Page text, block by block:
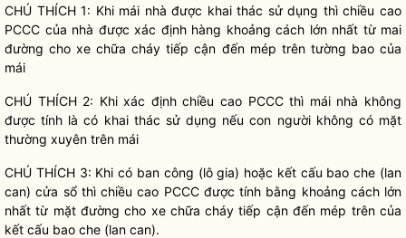
CHÚ THÍCH 1: Khi mái nhà được khai thác sử dụng thì chiều cao
PCCC của nhà được xác định hàng khoảng cách lớn nhất từ mai
đường cho xe chữa cháy tiếp cận đến mép trên tường bao của
mái
CHÚ THÍCH 2: Khi xác định chiều cao PCCC thì mái nhà không
được tính là có khai thác sử dụng nếu con người không có mặt
thường xuyên trên mái
CHÚ THÍCH 3: Khi có ban công (lô gia) hoặc kết cấu bao che (lan
can) cửa sổ thì chiều cao PCCC được tính bằng khoảng cách lớn
nhất từ mặt đường cho xe chữa cháy tiếp cận đến mép trên của
kết cấu bao che (lan can).